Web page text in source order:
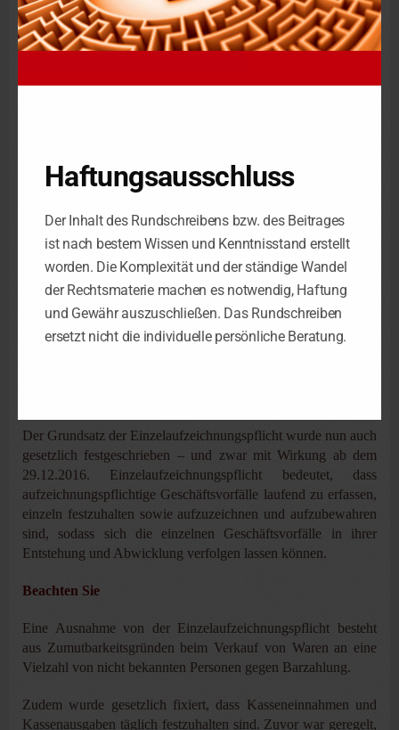
werden können.
Beachten Sie
Dieses Zugeständnis der Finanzverwaltung war allerdings
finanzamtskonforme Kasse investiert werden.
Weiterführende Anforderungen ergeben sich durch das
„Gesetz zum Schutz vor Manipulationen an digitalen
Grundaufzeichnungen“, das am 28.12.2016 im
Bundesgesetzblatt verkündet worden ist. Hinsichtlich der
zeitlichen Anwendung ist zu unterscheiden: Einige
Neuerungen gelten bereits. Die maßgeblichen Änderungen
Der Grundsatz der Einzelaufzeichnungspflicht wurde nun auch
gesetzlich festgeschrieben – und zwar mit Wirkung ab dem
29.12.2016. Einzelaufzeichnungspflicht bedeutet, dass
aufzeichnungspflichtige Geschäftsvorfälle laufend zu erfassen,
einzeln festzuhalten sowie aufzuzeichnen und aufzubewahren
sind, sodass sich die einzelnen Geschäftsvorfälle in ihrer
Entstehung und Abwicklung verfolgen lassen können.
Beachten Sie
Eine Ausnahme von der Einzelaufzeichnungspflicht besteht
aus Zumutbarkeitsgründen beim Verkauf von Waren an eine
Vielzahl von nicht bekannten Personen gegen Barzahlung.
Zudem wurde gesetzlich fixiert, dass Kasseneinnahmen und
Kassenausgaben täglich festzuhalten sind. Zuvor war geregelt,